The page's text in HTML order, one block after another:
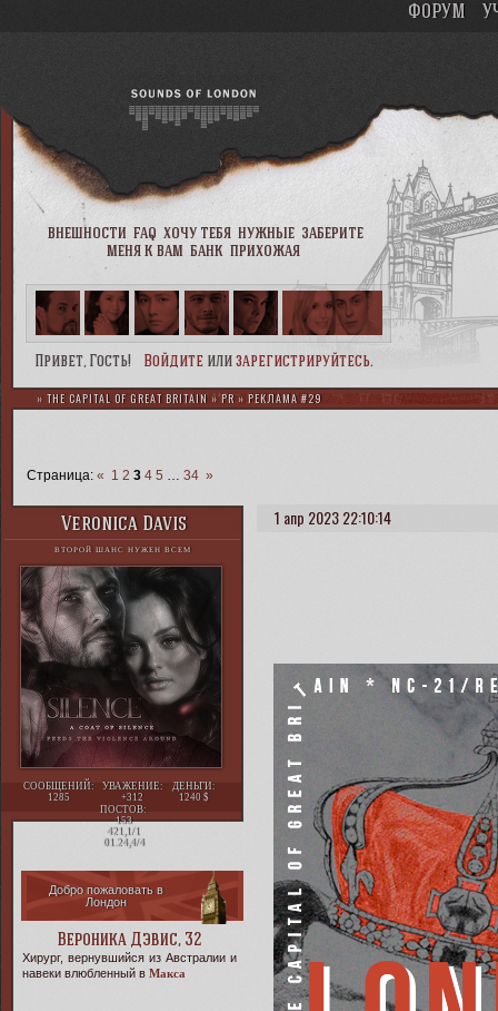
внешности faq хочу тебя нужные заберите
меня к вам банк прихожая
ФОРУМ
Привет, Гость! Войдитеили зарегистрируйтесь.
» THE CAPITAL OF GREAT BRITAIN »PR » РЕКЛАМА #29
Страница: « 1 2 3 4 5 34 »
1 апр 2023 22:10:14
Veronica Davis
ВТОРОЙ ШАНС НУЖЕН ВСЕМ
СООБЩЕНИЙ:
1285
УВАЖЕНИЕ:
+312
ДЕНЬГИ:
1240
ПОСТОВ:
153
421,1/1
01.24,4/4
Добро пожаловать в
Лондон
Вероника Дэвис, 32
Хирург, вернувшийся из Австралии и
навеки влюбленный в Макса